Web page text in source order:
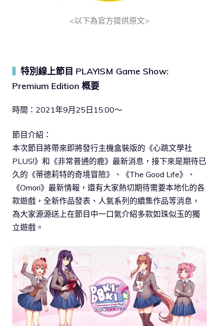
<以下為官方提供原文>
特別線上節目 PLAYISM Game Show:
Premium Edition 概要
時間：2021年9月25日15:00～
節目介紹：
本次節目將帶來即將發行主機盒裝版的《心跳文學社
PLUS!》和《非常普通的鹿》最新消息，接下來是期待已
久的《蒂德莉特的奇境冒險》、《The Good Life》、
《Omori》最新情報，還有大家熱切期待需要本地化的各
款遊戲，全新作品發表、人氣系列的續集作品等消息，
為大家源源送上在節目中一口氣介紹多款如珠似玉的獨
立遊戲。